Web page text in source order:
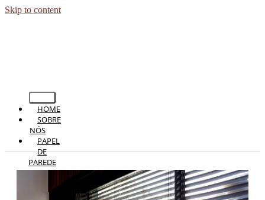
Skip to content
HOME
SOBRE
NÓS
PAPEL
DE
PAREDE
PERSIANAS
CORTINAS
TAPETES